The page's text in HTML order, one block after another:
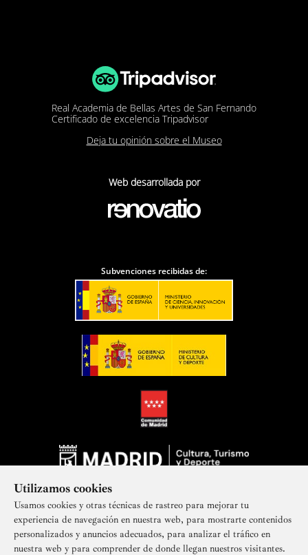
Utilizamos cookies
Usamos cookies y otras técnicas de rastreo para mejorar tu
experiencia de navegación en nuestra web, para mostrarte contenidos
personalizados y anuncios adecuados, para analizar el tráfico en
nuestra web y para comprender de donde llegan nuestros visitantes.
Real Academia de Bellas Artes de San Fernando
Certificado de excelencia Tripadvisor
Deja tu opinión sobre el Museo
Web desarrollada por
Subvenciones recibidas de: